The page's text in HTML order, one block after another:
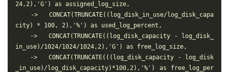
24,2),'G') as assigned_log_size,
->   CONCAT(TRUNCATE((log_disk_in_use/log_disk_capa
city) * 100, 2),'%') as used_log_percent,
->   CONCAT(TRUNCATE((log_disk_capacity - log_disk_
in_use)/1024/1024/1024,2),'G') as free_log_size,
->   CONCAT(TRUNCATE(((log_disk_capacity - log_disk
_in_use)/log_disk_capacity)*100,2),'%') as free_log_per